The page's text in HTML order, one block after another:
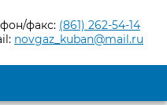
факс: (861) 262-54-14
novgaz_kuban@mail.ru